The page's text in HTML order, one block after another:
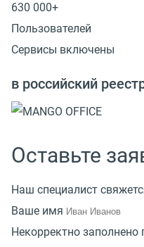
630 000+
Пользователей
Сервисы включены
в российский
Оставьте
Наш специалист
Ваше имя
Некорректно заполнено